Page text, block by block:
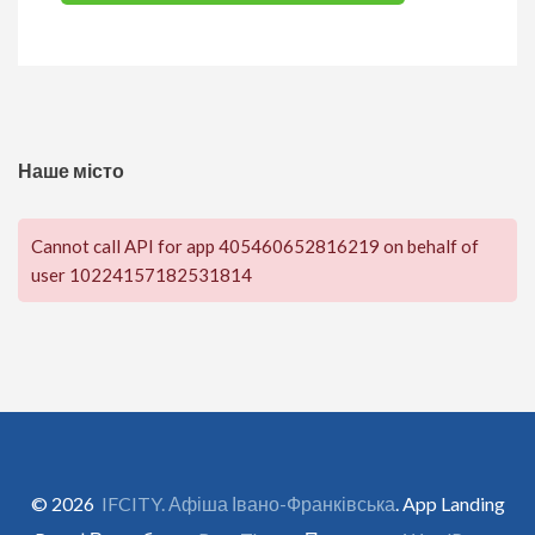
Наше місто
Cannot call API for app 405460652816219 on behalf of
user 10224157182531814
© 2026 IFCITY. Афіша Івано-Франківська. App Landing